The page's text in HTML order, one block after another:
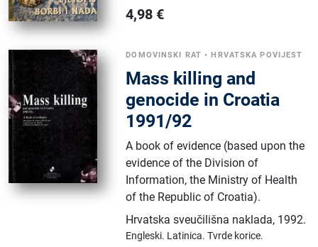
4,98 €
DOMOVINSKI RAT •HRVATSKA POVIJEST
Mass killing and
genocide in Croatia
1991/92
A book of evidence (based upon the
evidence of the Division of
Information, the Ministry of Health
of the Republic of Croatia).
Hrvatska sveučilišna naklada, 1992.
Engleski. Latinica.Tvrde korice.